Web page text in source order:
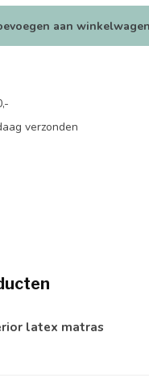
aan winkelwagen
verzonden
latex matras